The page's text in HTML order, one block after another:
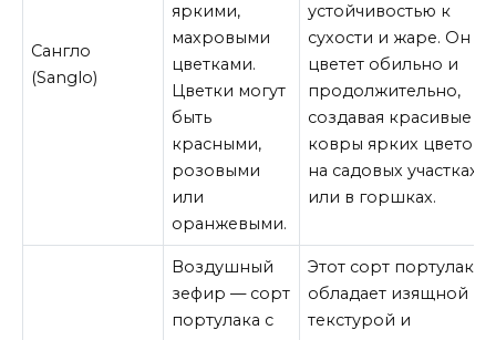
Сангло
(Sanglo)
яркими,
махровыми
цветками.
Цветки могут
быть
красными,
розовыми
или
оранжевыми.
устойчивостью к
сухости и жаре. Он
цветет обильно и
продолжительно,
создавая красивые
ковры ярких цветов
на садовых участках
или в горшках.
Воздушный
зефир — сорт
портулака с
Этот сорт портулака
обладает изящной
текстурой и